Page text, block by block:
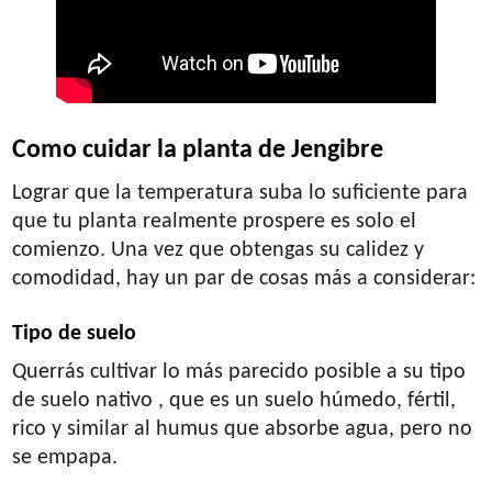
Como cuidar la planta de Jengibre
Lograr que la temperatura suba lo suficiente para
que tu planta realmente prospere es solo el
comienzo. Una vez que obtengas su calidez y
comodidad, hay un par de cosas más a considerar:
Tipo de suelo
Querrás cultivar lo más parecido posible a su tipo
de suelo nativo , que es un suelo húmedo, fértil,
rico y similar al humus que absorbe agua, pero no
se empapa.